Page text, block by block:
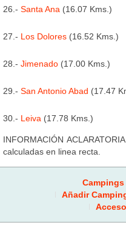
26.- Santa Ana (16.07 Kms.)
27.- Los Dolores (16.52 Kms.)
28.- Jimenado (17.00 Kms.)
29.- San Antonio Abad (17.47
30.- Leiva (17.78 Kms.)
INFORMACIÓN
calculadas en linea recta.
Añadir